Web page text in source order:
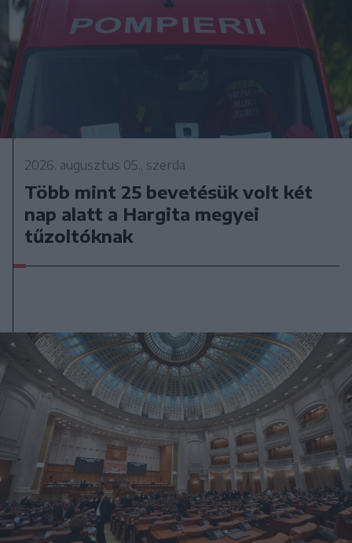
2026. augusztus 05., szerda
Több mint 25 bevetésük volt két
nap alatt a Hargita megyei
tűzoltóknak